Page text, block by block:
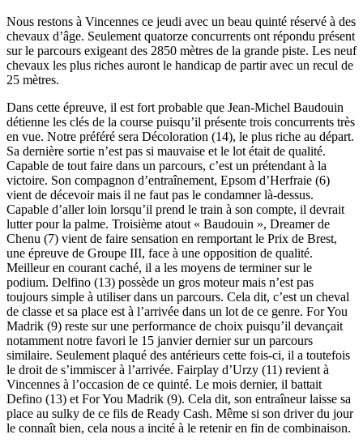
Nous restons à Vincennes ce jeudi avec un beau quinté réservé à des
chevaux d’âge. Seulement quatorze concurrents ont répondu présent
sur le parcours exigeant des 2850 mètres de la grande piste. Les neuf
chevaux les plus riches auront le handicap de partir avec un recul de
25 mètres.
Dans cette épreuve, il est fort probable que Jean-Michel Baudouin
détienne les clés de la course puisqu’il présente trois concurrents très
en vue. Notre préféré sera Décoloration (14), le plus riche au départ.
Sa dernière sortie n’est pas si mauvaise et le lot était de qualité.
Capable de tout faire dans un parcours, c’est un prétendant à la
victoire. Son compagnon d’entraînement, Epsom d’Herfraie (6)
vient de décevoir mais il ne faut pas le condamner là-dessus.
Capable d’aller loin lorsqu’il prend le train à son compte, il devrait
lutter pour la palme. Troisième atout « Baudouin », Dreamer de
Chenu (7) vient de faire sensation en remportant le Prix de Brest,
une épreuve de Groupe III, face à une opposition de qualité.
Meilleur en courant caché, il a les moyens de terminer sur le
podium. Delfino (13) possède un gros moteur mais n’est pas
toujours simple à utiliser dans un parcours. Cela dit, c’est un cheval
de classe et sa place est à l’arrivée dans un lot de ce genre. For You
Madrik (9) reste sur une performance de choix puisqu’il devançait
notamment notre favori le 15 janvier dernier sur un parcours
similaire. Seulement plaqué des antérieurs cette fois-ci, il a toutefois
le droit de s’immiscer à l’arrivée. Fairplay d’Urzy (11) revient à
Vincennes à l’occasion de ce quinté. Le mois dernier, il battait
Defino (13) et For You Madrik (9). Cela dit, son entraîneur laisse sa
place au sulky de ce fils de Ready Cash. Même si son driver du jour
le connaît bien, cela nous a incité à le retenir en fin de combinaison.